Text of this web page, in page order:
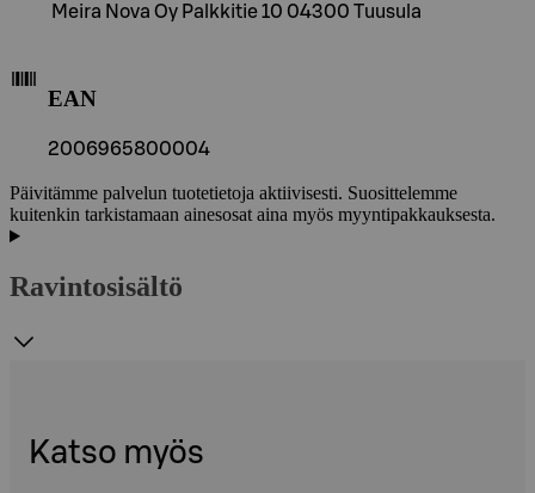
Meira Nova Oy Palkkitie 10 04300 Tuusula
EAN
2006965800004
Päivitämme palvelun tuotetietoja aktiivisesti. Suosittelemme
kuitenkin tarkistamaan ainesosat aina myös myyntipakkauksesta.
Ravintosisältö
Katso myös